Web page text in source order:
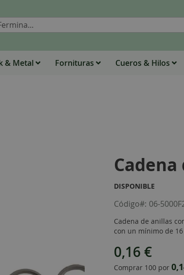
Buscar
& Metal Fornituras Cueros & Hilos
DISPONIBLE
Código 06-
Cadena de anillas
con un mínimo de
0,16 €
Comprar 100 por